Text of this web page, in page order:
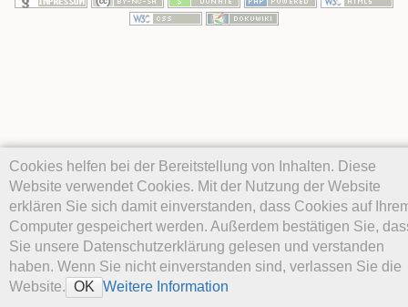
Cookies helfen bei der Bereitstellung von Inhalten. Diese
Website verwendet Cookies. Mit der Nutzung der Website
erklären Sie sich damit einverstanden, dass Cookies auf
Computer gespeichert werden. Außerdem bestätigen Sie,
Sie unsere Datenschutzerklärung gelesen und verstanden
haben. Wenn Sie nicht einverstanden sind, verlassen Sie die
Website. OK Weitere Information